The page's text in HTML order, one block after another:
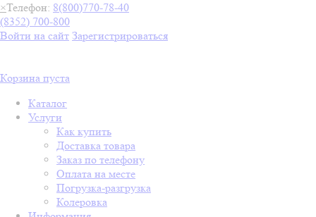
×Телефон: 8(800)770-78-40
(8352) 700-800
Войти на сайт Зарегистрироваться
Корзина пуста
Каталог
Услуги
Как купить
Доставка товара
Заказ по телефону
Оплата на месте
Погрузка-разгрузка
Колеровка